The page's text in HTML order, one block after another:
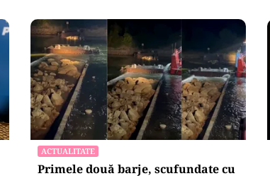
ACTUALITATE
Primele două barje, scufundate cu